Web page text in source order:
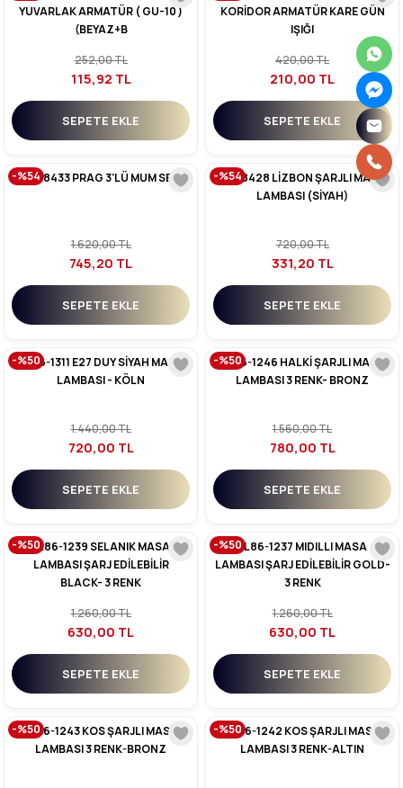
YUVARLAK ARMATÜR ( GU-10 )
(BEYAZ+B
252,00 TL
115,92 TL
SEPETE EKLE
KORİDOR ARMATÜR KARE GÜN
IŞIĞI
420,00 TL
210,00 TL
SEPETE EKLE
-%54
CT-8433 PRAG 3'LÜ MUM SET
1.620,00 TL
745,20 TL
SEPETE EKLE
-%54
CT-8428 LİZBON ŞARJLI MASA
LAMBASI (SİYAH)
720,00 TL
331,20 TL
SEPETE EKLE
-%50
YL86-1311 E27 DUY SİYAH MASA
LAMBASI - KÖLN
1.440,00 TL
720,00 TL
SEPETE EKLE
-%50
YL86-1246 HALKİ ŞARJLI MASA
LAMBASI 3 RENK- BRONZ
1.560,00 TL
780,00 TL
SEPETE EKLE
-%50YL86-1239 SELANIK MASA
LAMBASI ŞARJ EDİLEBİLİR
BLACK- 3 RENK
1.260,00 TL
630,00 TL
SEPETE EKLE
-%50YL86-1237 MIDILLI MASA
LAMBASI ŞARJ EDİLEBİLİR GOLD-
3 RENK
1.260,00 TL
630,00 TL
SEPETE EKLE
-%50
YL86-1243 KOS ŞARJLI MASA
LAMBASI 3 RENK-BRONZ
-%50
YL86-1242 KOS ŞARJLI MASA
LAMBASI 3 RENK-ALTIN